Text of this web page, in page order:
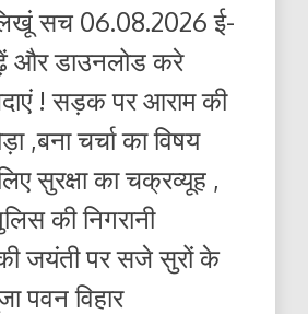
सच 06.08.2026 ई-
और डाउनलोड करे
! सड़क पर आराम की
,बना चर्चा का विषय
सुरक्षा का चक्रव्यूह ,
की निगरानी
जयंती पर सजे सुरों के
पवन विहार